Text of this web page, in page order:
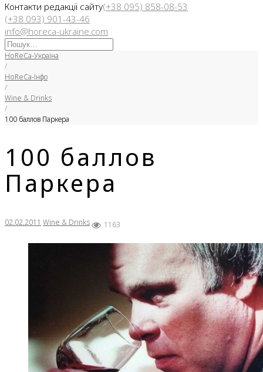
Контакти редакції сайту(+38 095) 858-08-53
(+38 093) 901-43-46
info@horeca-ukraine.com
Искать:
HoReCa-Україна
/
HoReCa-Інфо
/
Wine & Drinks
/
100 баллов Паркера
100 баллов
Паркера
02.02.2011 Wine & Drinks 1163